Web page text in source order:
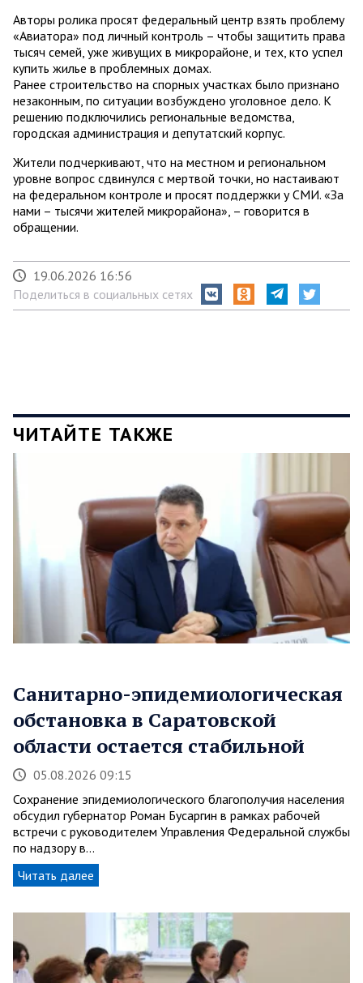
Авторы ролика просят федеральный центр взять проблему
«Авиатора» под личный контроль – чтобы защитить права
тысяч семей, уже живущих в микрорайоне, и тех, кто успел
купить жилье в проблемных домах.
Ранее строительство на спорных участках было признано
незаконным, по ситуации возбуждено уголовное дело. К
решению подключились региональные ведомства,
городская администрация и депутатский корпус.
Жители подчеркивают, что на местном и региональном
уровне вопрос сдвинулся с мертвой точки, но настаивают
на федеральном контроле и просят поддержки у СМИ. «За
нами – тысячи жителей микрорайона», – говорится в
обращении.
19.06.2026 16:56
Поделиться в социальных сетях
ЧИТАЙТЕ ТАКЖЕ
Санитарно-эпидемиологическая
обстановка в Саратовской
области остается стабильной
05.08.2026 09:15
Сохранение эпидемиологического благополучия населения
обсудил губернатор Роман Бусаргин в рамках рабочей
встречи с руководителем Управления Федеральной службы
по надзору в…
Читать далее